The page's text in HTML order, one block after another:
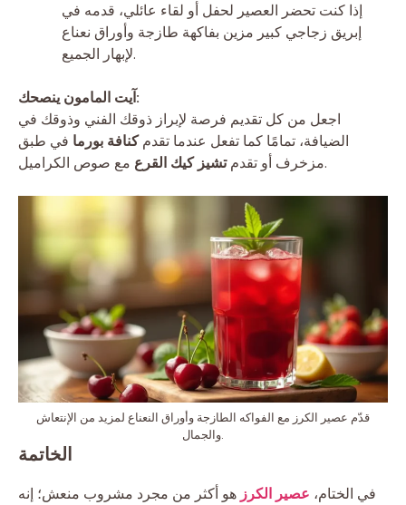
إذا كنت تحضر العصير لحفل أو لقاء عائلي، قدمه في
إبريق زجاجي كبير مزين بفاكهة طازجة وأوراق نعناع
لإبهار الجميع.
آيت المامون ينصحك:
اجعل من كل تقديم فرصة لإبراز ذوقك الفني وذوقك في
الضيافة، تمامًا كما تفعل عندما تقدمكنافة بورما في طبق
مزخرف أو تقدمتشيز كيك القرع مع صوص الكراميل.
قدّم عصير الكرز مع الفواكه الطازجة وأوراق النعناع لمزيد من الإنتعاش
والجمال.
الخاتمة
في الختام، عصير الكرز هو أكثر من مجرد مشروب منعش؛ إنه